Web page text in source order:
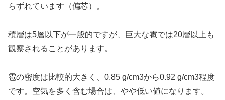
らずれています（偏芯）。
積層は5層以下が一般的ですが、巨大な雹では20層以上も
観察されることがあります。
雹の密度は比較的大きく、0.85 g/cm3から0.92 g/cm3程度
です。空気を多く含む場合は、やや低い値になります。